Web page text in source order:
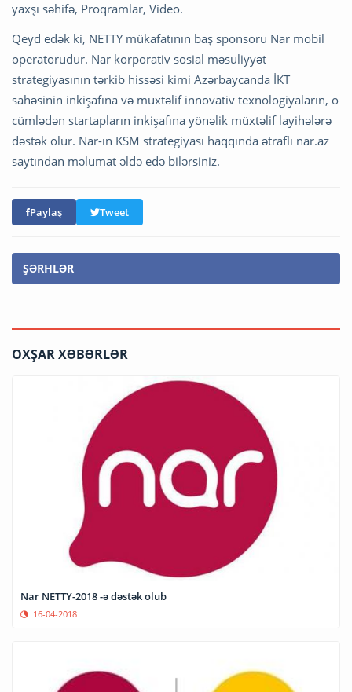
yaxşı səhifə, Proqramlar, Video.
Qeyd edək ki, NETTY mükafatının baş sponsoru Nar mobil
operatorudur. Nar korporativ sosial məsuliyyət
strategiyasının tərkib hissəsi kimi Azərbaycanda İKT
sahəsinin inkişafına və müxtəlif innovativ texnologiyaların, o
cümlədən startapların inkişafına yönəlik müxtəlif layihələrə
dəstək olur. Nar-ın KSM strategiyası haqqında ətraflı nar.az
saytından məlumat əldə edə bilərsiniz.
Paylaş Tweet
ŞƏRHLƏR
OXŞAR XƏBƏRLƏR
Nar NETTY-2018 -ə dəstək olub
16-04-2018